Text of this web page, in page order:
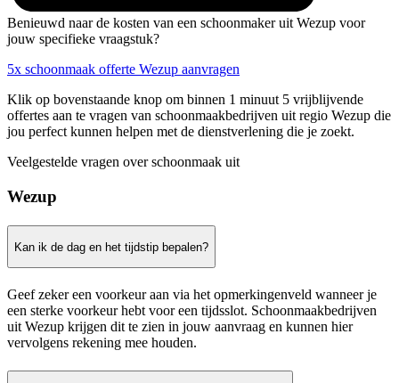
Benieuwd naar de kosten van een schoonmaker uit Wezup voor
jouw specifieke vraagstuk?
5x schoonmaak offerte Wezup aanvragen
Klik op bovenstaande knop om binnen 1 minuut 5 vrijblijvende
offertes aan te vragen van schoonmaakbedrijven uit regio Wezup die
jou perfect kunnen helpen met de dienstverlening die je zoekt.
Veelgestelde vragen over schoonmaak uit
Wezup
Kan ik de dag en het tijdstip bepalen?
Geef zeker een voorkeur aan via het opmerkingenveld wanneer je
een sterke voorkeur hebt voor een tijdsslot. Schoonmaakbedrijven
uit Wezup krijgen dit te zien in jouw aanvraag en kunnen hier
vervolgens rekening mee houden.